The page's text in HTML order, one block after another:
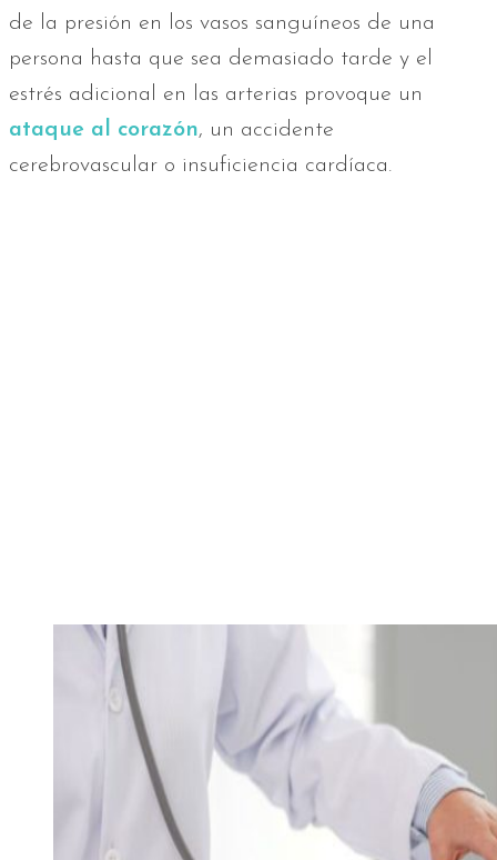
de la presión en los vasos sanguíneos de una
persona hasta que sea demasiado tarde y el
estrés adicional en las arterias provoque un
ataque al corazón, un accidente
cerebrovascular o insuficiencia cardíaca.